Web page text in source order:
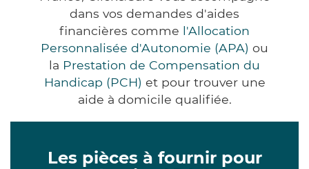
dans vos demandes d'aides
financières comme l'Allocation
Personnalisée d'Autonomie (APA) ou
la Prestation de Compensation du
Handicap (PCH) et pour trouver une
aide à domicile qualifiée.
Les pièces à fournir pour